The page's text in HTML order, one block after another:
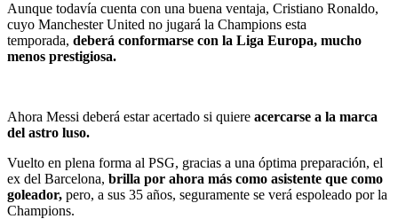
Aunque todavía cuenta con una buena ventaja, Cristiano Ronaldo,
cuyo Manchester United no jugará la Champions esta
temporada, deberá conformarse con la Liga Europa, mucho
menos prestigiosa.
Ahora Messi deberá estar acertado si quiere acercarse a la marca
del astro luso.
Vuelto en plena forma al PSG, gracias a una óptima preparación, el
ex del Barcelona, brilla por ahora más como asistente que como
goleador, pero, a sus 35 años, seguramente se verá espoleado por la
Champions.